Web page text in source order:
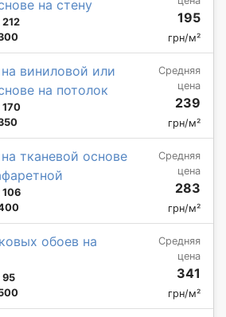
на стену
212
195
грн/м²
виниловой или
на потолок
170
Средняя
цена
239
грн/м²
тканевой основе
106
Средняя
цена
283
грн/м²
обоев на
95
Средняя
цена
341
грн/м²